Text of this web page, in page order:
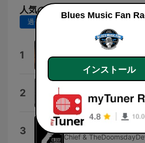
人気の曲
過去7日間
1
2 NoLabel
3 Listener Supported
Chief &
Blues Music Fan
インストール